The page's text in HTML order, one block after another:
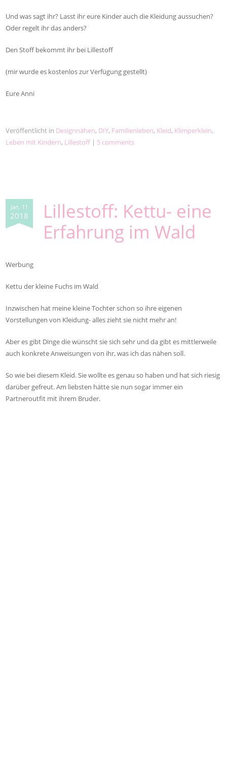
Und was sagt ihr? Lasst ihr eure Kinder auch die Kleidung aussuchen?
Oder regelt ihr das anders?
Den Stoff bekommt ihr bei Lillestoff
(mir wurde es kostenlos zur Verfügung gestellt)
Eure Anni
Veröffentlicht in Designnähen, DIY, Familienleben, Kleid, Klimperklein,
Leben mit Kindern, Lillestoff | 5 comments
Jan. 11
2018
Lillestoff: Kettu- eine
Erfahrung im Wald
Werbung
Kettu der kleine Fuchs im Wald
Inzwischen hat meine kleine Tochter schon so ihre eigenen
Vorstellungen von Kleidung- alles zieht sie nicht mehr an!
Aber es gibt Dinge die wünscht sie sich sehr und da gibt es mittlerweile
auch konkrete Anweisungen von ihr, was ich das nähen soll.
So wie bei diesem Kleid. Sie wollte es genau so haben und hat sich riesig
darüber gefreut. Am liebsten hätte sie nun sogar immer ein
Partneroutfit mit ihrem Bruder.